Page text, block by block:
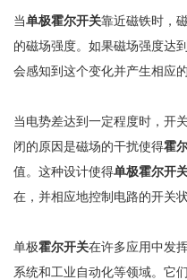
当单极霍尔开关靠近磁铁时，
的磁场强度。如果磁场强度达
会感知到这个变化并产生相应的
当电势差达到一定程度时，开
闭的原因是磁场的干扰使得霍
值。这种设计使得单极霍尔开
在，并相应地控制电路的开关状
单极霍尔开关在许多应用中发
系统和工业自动化等领域。它